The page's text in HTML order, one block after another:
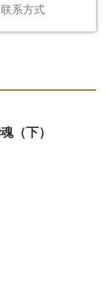
联系方式
（下）